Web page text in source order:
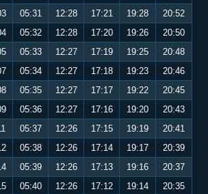
05:31 12:28 17:21 19:28
20:52
05:32 12:28 17:20 19:26
20:50
05:33 12:27 17:19 19:25
20:48
05:34 12:27 17:18 19:23
20:46
05:35 12:27 17:17 19:22
20:45
05:36 12:27 17:16 19:20
20:43
05:37 12:26 17:15 19:19
20:41
05:38 12:26 17:14 19:17
20:39
05:39 12:26 17:13 19:16
20:37
05:40 12:26 17:12 19:14
20:35